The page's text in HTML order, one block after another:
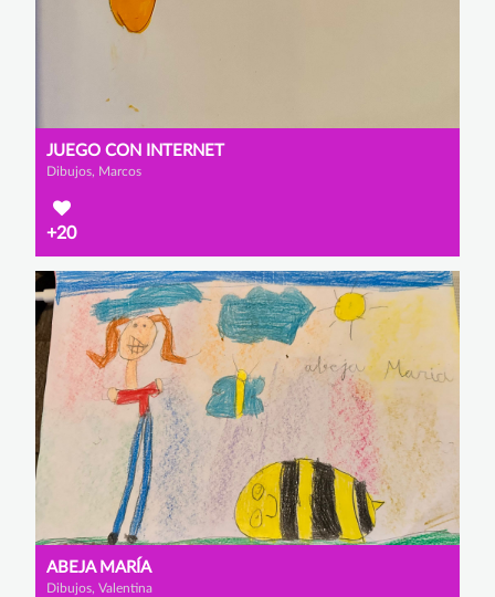
JUEGO CON INTERNET
Dibujos, Marcos
+20
ABEJA MARÍA
Dibujos, Valentina